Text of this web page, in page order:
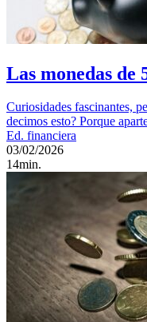
Las monedas de
Curiosidades fascinantes,
decimos esto? Porque
Ed. financiera
03/02/2026
14min.